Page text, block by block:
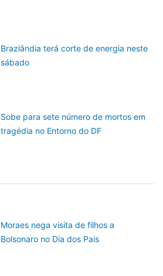
Brazlândia terá corte de energia neste
sábado
Sobe para sete número de mortos em
tragédia no Entorno do DF
Moraes nega visita de filhos a
Bolsonaro no Dia dos Pais